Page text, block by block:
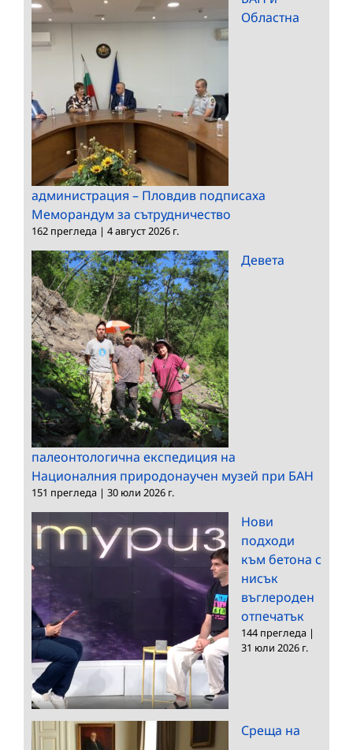
Областна
администрация – Пловдив подписаха
Меморандум за сътрудничество
162 прегледа | 4 август 2026 г.
Девета
палеонтологична експедиция на
Националния природонаучен музей при БАН
151 прегледа | 30 юли 2026 г.
Нови
подходи
към бетона с
нисък
въглероден
отпечатък
144 прегледа |
31 юли 2026 г.
Среща на